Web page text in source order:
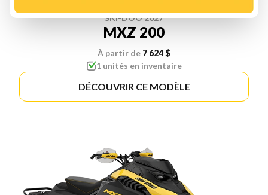
SKI-DOO 2027
MXZ 200
À partir de 7 624 $
1 unités en inventaire
DÉCOUVRIR CE MODÈLE